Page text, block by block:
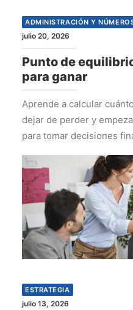
ADMINISTRACIÓN Y
julio 20, 2026
Punto de
para ganar
Aprende a calcular
dejar de perder y
para tomar decisiones
ESTRATEGIA
julio 13, 2026